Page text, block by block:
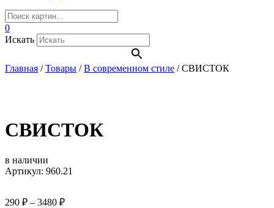
0
Искать
Главная /Товары /В современном стиле /СВИСТОК
СВИСТОК
в наличии
Артикул: 960.21
290 ₽ – 3480 ₽